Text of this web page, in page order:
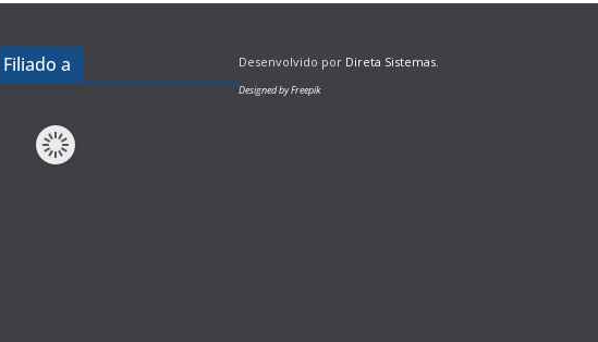
Filiado a Desenvolvido por Direta Sistemas.
Designed by Freepik